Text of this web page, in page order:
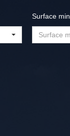
Surface min